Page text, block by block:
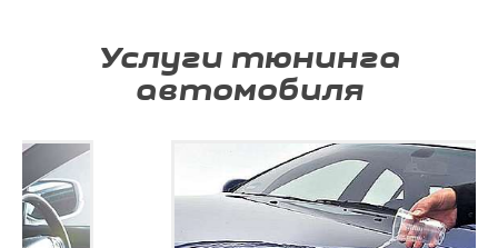
Услуги тюнинга
автомобиля